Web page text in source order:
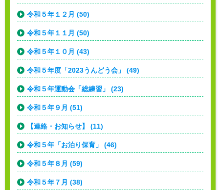
令和５年１２月 (50)
令和５年１１月 (50)
令和５年１０月 (43)
令和５年度「2023うんどう会」 (49)
令和５年運動会「総練習」 (23)
令和５年９月 (51)
【連絡・お知らせ】 (11)
令和５年「お泊り保育」 (46)
令和５年８月 (59)
令和５年７月 (38)